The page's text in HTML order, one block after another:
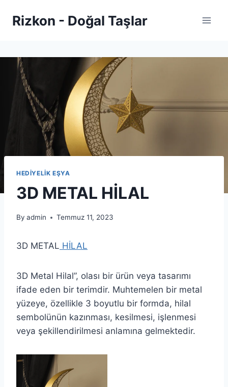
Rizkon - Doğal Taşlar
HEDİYELİK EŞYA
3D METAL HİLAL
By admin Temmuz 11, 2023
3D METAL HİLAL
3D Metal Hilal”, olası bir ürün veya tasarımı
ifade eden bir terimdir. Muhtemelen bir metal
yüzeye, özellikle 3 boyutlu bir formda, hilal
sembolünün kazınması, kesilmesi, işlenmesi
veya şekillendirilmesi anlamına gelmektedir.